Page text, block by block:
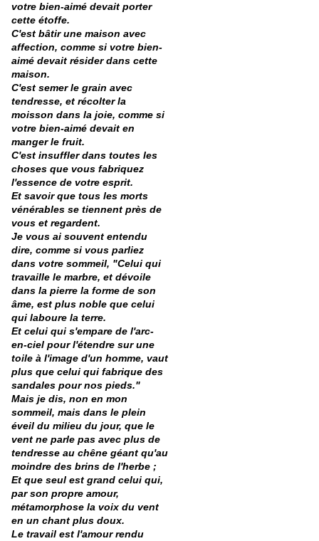
votre bien-aimé devait porter
cette étoffe.
C'est bâtir une maison avec
affection, comme si votre bien-
aimé devait résider dans cette
maison.
C'est semer le grain avec
tendresse, et récolter la
moisson dans la joie, comme si
votre bien-aimé devait en
manger le fruit.
C'est insuffler dans toutes les
choses que vous fabriquez
l'essence de votre esprit.
Et savoir que tous les morts
vénérables se tiennent près de
vous et regardent.
Je vous ai souvent entendu
dire, comme si vous parliez
dans votre sommeil, "Celui qui
travaille le marbre, et dévoile
dans la pierre la forme de son
âme, est plus noble que celui
qui laboure la terre.
Et celui qui s'empare de l'arc-
en-ciel pour l'étendre sur une
toile à l'image d'un homme, vaut
plus que celui qui fabrique des
sandales pour nos pieds."
Mais je dis, non en mon
sommeil, mais dans le plein
éveil du milieu du jour, que le
vent ne parle pas avec plus de
tendresse au chêne géant qu'au
moindre des brins de l'herbe ;
Et que seul est grand celui qui,
par son propre amour,
métamorphose la voix du vent
en un chant plus doux.
Le travail est l'amour rendu